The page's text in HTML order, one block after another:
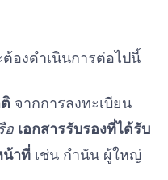
องดำเนินการต่อไปนี้
จากการลงทะเบียน
อ เอกสารรับรองที่ได้รับ
น้าที่ เช่น กำนัน ผู้ใหญ่